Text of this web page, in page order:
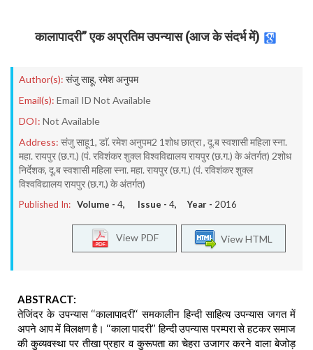
कालापादरी’’ एक अप्रतिम उपन्यास (आज के संदर्भ में)
Author(s): संजु साहू, रमेश अनुपम
Email(s): Email ID Not Available
DOI: Not Available
Address: संजु साहू1, डाॅ. रमेश अनुपम2 1शोध छात्रा , दू.ब स्वशासी महिला स्ना.
महा. रायपुर (छ.ग.) (पं. रविशंकर शुक्ल विश्वविद्यालय रायपुर (छ.ग.) के अंतर्गत) 2शोध
निर्देशक, दू.ब स्वशासी महिला स्ना. महा. रायपुर (छ.ग.) (पं. रविशंकर शुक्ल
विश्वविद्यालय रायपुर (छ.ग.) के अंतर्गत)
Published In: Volume - 4, Issue - 4, Year - 2016
View HTML
View PDF
ABSTRACT:
तेजिंदर के उपन्यास ‘‘कालापादरी‘‘ समकालीन हिन्दी साहित्य उपन्यास जगत में
अपने आप में विलक्षण है। ‘‘काला पादरी’’ हिन्दी उपन्यास परम्परा से हटकर समाज
की कुव्यवस्था पर तीखा प्रहार व कुरूपता का चेहरा उजागर करने वाला बेजोड़